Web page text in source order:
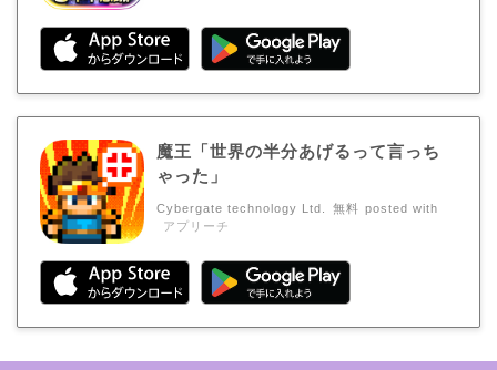
魔王「世界の半分あげるって言っち
ゃった」
Cybergate technology Ltd. 無料 posted with
アプリーチ